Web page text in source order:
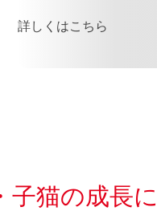
詳しくはこちら
子猫の成長に